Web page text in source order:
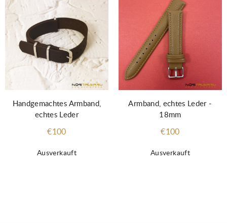
Ausverkauft
Handgemachtes Armband,
echtes Leder
€100
Ausverkauft
Armband, echtes Leder -
18mm
€100